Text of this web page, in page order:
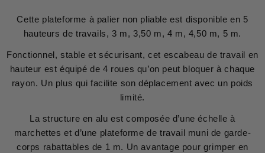
Cette plateforme à palier non pliable est disponible en 5
hauteurs de travails, 3 m, 3,50 m, 4 m, 4,50 m, 5 m.
Fonctionnel, stable et sécurisant, cet escabeau de travail en
hauteur est équipé de 4 roues qu’on peut bloquer à chaque
rayon. Un plus qui facilite son déplacement avec un poids
limité.
La structure en alu est composée d’une échelle à
marchettes et d’une plateforme de travail muni de garde-
corps rabattables de 1 m. Un avantage pour grimper en